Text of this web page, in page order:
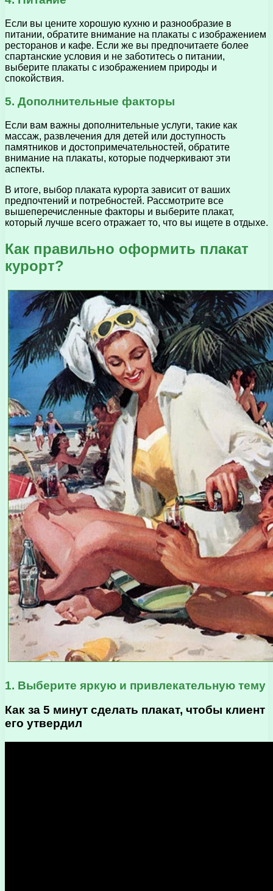
Если вы цените хорошую кухню и разнообразие в
питании, обратите внимание на плакаты с изображением
ресторанов и кафе. Если же вы предпочитаете более
спартанские условия и не заботитесь о питании,
выберите плакаты с изображением природы и
спокойствия.
5. Дополнительные факторы
Если вам важны дополнительные услуги, такие как
массаж, развлечения для детей или доступность
памятников и достопримечательностей, обратите
внимание на плакаты, которые подчеркивают эти
аспекты.
В итоге, выбор плаката курорта зависит от ваших
предпочтений и потребностей. Рассмотрите все
вышеперечисленные факторы и выберите плакат,
который лучше всего отражает то, что вы ищете в отдыхе.
Как правильно оформить плакат
курорт?
1. Выберите яркую и привлекательную тему
Как за 5 минут сделать плакат, чтобы клиент
его утвердил